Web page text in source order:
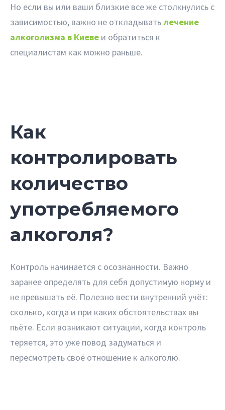
Но если вы или ваши близкие все же столкнулись с
зависимостью, важно не откладывать лечение
алкоголизма в Киеве и обратиться к
специалистам как можно раньше.
Как
контролировать
количество
употребляемого
алкоголя?
Контроль начинается с осознанности. Важно
заранее определять для себя допустимую норму и
не превышать её. Полезно вести внутренний учёт:
сколько, когда и при каких обстоятельствах вы
пьёте. Если возникают ситуации, когда контроль
теряется, это уже повод задуматься и
пересмотреть своё отношение к алкоголю.